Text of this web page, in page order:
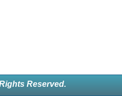
Reserved.